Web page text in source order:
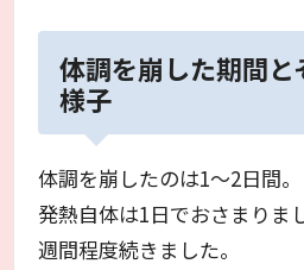
体調を崩した期間と
様子
体調を崩したのは1～2日間。
発熱自体は1日でおさまりま
週間程度続きました。